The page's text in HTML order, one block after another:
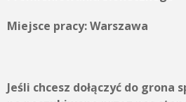
Miejsce pracy:Warszawa
Jeśli chcesz dołączyć do grona